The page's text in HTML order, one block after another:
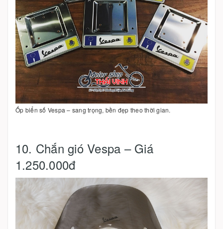
Ốp biển số Vespa – sang trọng, bền đẹp theo thời gian.
10. Chắn gió Vespa – Giá
1.250.000đ